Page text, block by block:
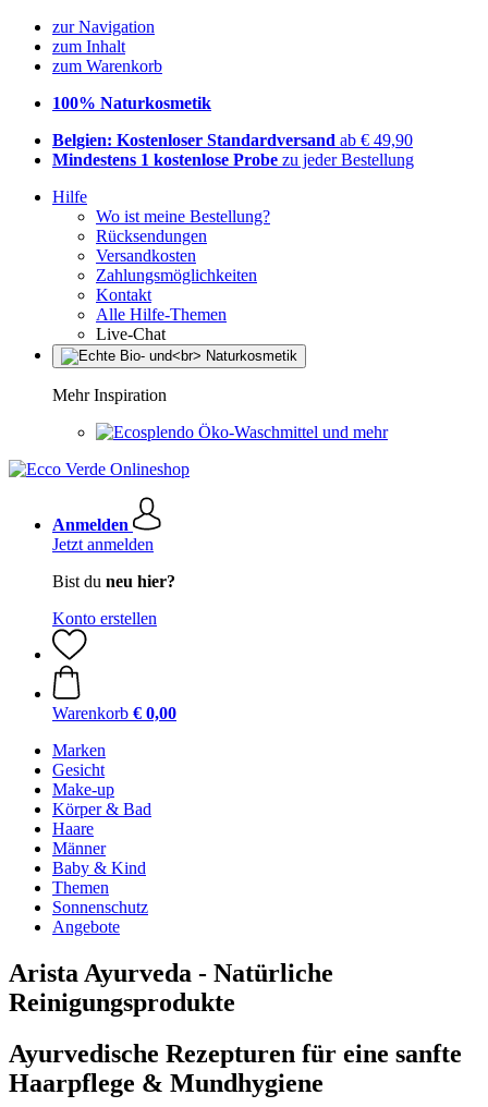
zur Navigation
zum Inhalt
zum Warenkorb
100% Naturkosmetik
Belgien: Kostenloser Standardversand ab € 49,90
Mindestens 1 kostenlose Probe zu jeder Bestellung
Hilfe
Wo ist meine Bestellung?
Rücksendungen
Versandkosten
Zahlungsmöglichkeiten
Kontakt
Alle Hilfe-Themen
Live-Chat
Mehr Inspiration
Öko-Waschmittel und mehr
Anmelden
Jetzt anmelden
Bist du neu hier?
Konto erstellen
Warenkorb € 0,00
Marken
Gesicht
Make-up
Körper & Bad
Haare
Männer
Baby & Kind
Themen
Sonnenschutz
Angebote
Arista Ayurveda - Natürliche
Reinigungsprodukte
Ayurvedische Rezepturen für eine sanfte
Haarpflege & Mundhygiene